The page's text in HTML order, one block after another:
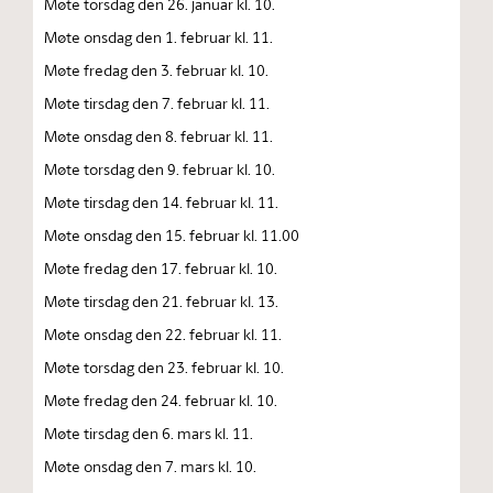
Møte onsdag den 1. februar kl. 11.
Møte fredag den 3. februar kl. 10.
Møte tirsdag den 7. februar kl. 11.
Møte onsdag den 8. februar kl. 11.
Møte torsdag den 9. februar kl. 10.
Møte tirsdag den 14. februar kl. 11.
Møte onsdag den 15. februar kl. 11.00
Møte fredag den 17. februar kl. 10.
Møte tirsdag den 21. februar kl. 13.
Møte onsdag den 22. februar kl. 11.
Møte torsdag den 23. februar kl. 10.
Møte fredag den 24. februar kl. 10.
Møte tirsdag den 6. mars kl. 11.
Møte onsdag den 7. mars kl. 10.